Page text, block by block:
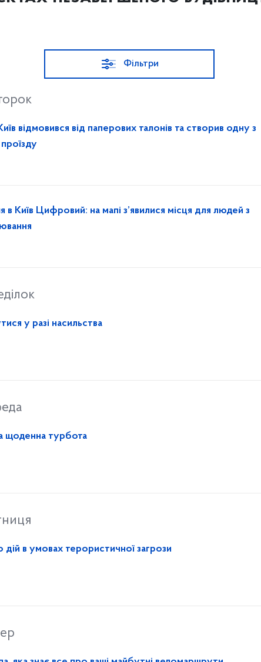
Фільтри
відмовився від паперових талонів та створив одну з
в Київ Цифровий: на мапі з’явилися місця для людей з
у разі насильства
щоденна турбота
в умовах терористичної загрози